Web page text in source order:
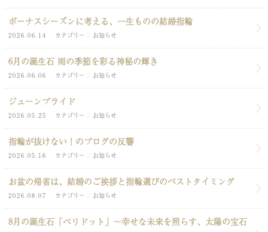
ボーナスシーズンに考える、一生ものの結婚指輪
2026.06.14 カテゴリー お知らせ
6月の誕生石 雨の季節を彩る神秘の輝き
2026.06.06 カテゴリー お知らせ
ジューンブライド
2026.05.25 カテゴリー お知らせ
指輪が抜けない！のブログの反響
2026.05.16 カテゴリー お知らせ
お盆の帰省は、結婚のご挨拶と指輪選びのベストタイミング
2026.08.07 カテゴリー お知らせ
8月の誕生石「ペリドット」～幸せな未来を照らす、太陽の宝石